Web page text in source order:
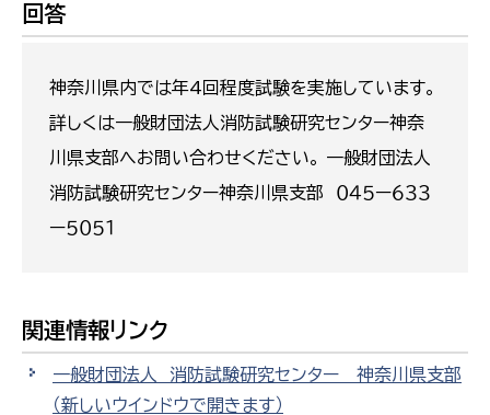
回答
神奈川県内では年4回程度試験を実施しています。
詳しくは一般財団法人消防試験研究センター神奈
川県支部へお問い合わせください。 一般財団法人
消防試験研究センター神奈川県支部 ０４５ー６３３
ー５０５１
関連情報リンク
一般財団法人 消防試験研究センター 神奈川県支部
（新しいウインドウで開きます）